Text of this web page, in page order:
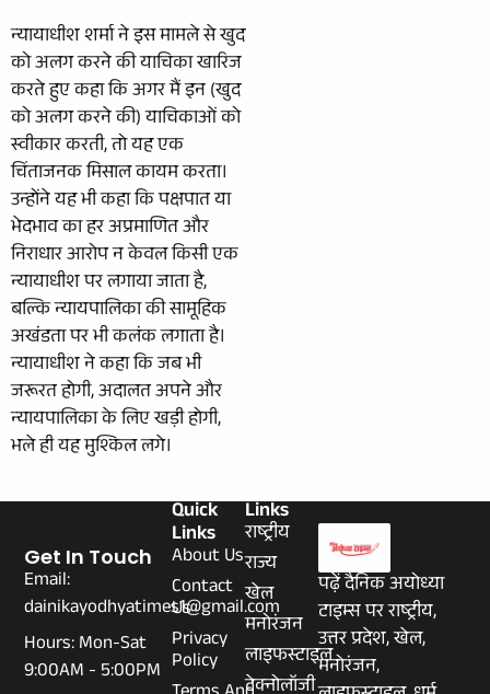
न्यायाधीश शर्मा ने इस मामले से खुद
को अलग करने की याचिका खारिज
करते हुए कहा कि अगर मैं इन (खुद
को अलग करने की) याचिकाओं को
स्वीकार करती, तो यह एक
चिंताजनक मिसाल कायम करता।
उन्होंने यह भी कहा कि पक्षपात या
भेदभाव का हर अप्रमाणित और
निराधार आरोप न केवल किसी एक
न्यायाधीश पर लगाया जाता है,
बल्कि न्यायपालिका की सामूहिक
अखंडता पर भी कलंक लगाता है।
न्यायाधीश ने कहा कि जब भी
जरूरत होगी, अदालत अपने और
न्यायपालिका के लिए खड़ी होगी,
भले ही यह मुश्किल लगे।
पढ़ें दैनिक अयोध्या
टाइम्स पर राष्ट्रीय,
उत्तर प्रदेश, खेल,
मनोरंजन,
Links
राष्ट्रीय
राज्य
खेल
मनोरंजन
लाइफस्टाइल
Quick
Links
About Us
Contact
Us
Privacy
Policy
Get In Touch
Email:
dainikayodhyatimes1@gmail.com
Hours: Mon-Sat
9:00AM - 5:00PM